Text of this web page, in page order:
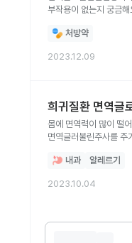
부작용이 없는지 궁금해
처방약
2023.12.09
희귀질환 면역글
몸에 면역력이 많이 떨
면역글러불린주사를 주
내과 알레르기
2023.10.04